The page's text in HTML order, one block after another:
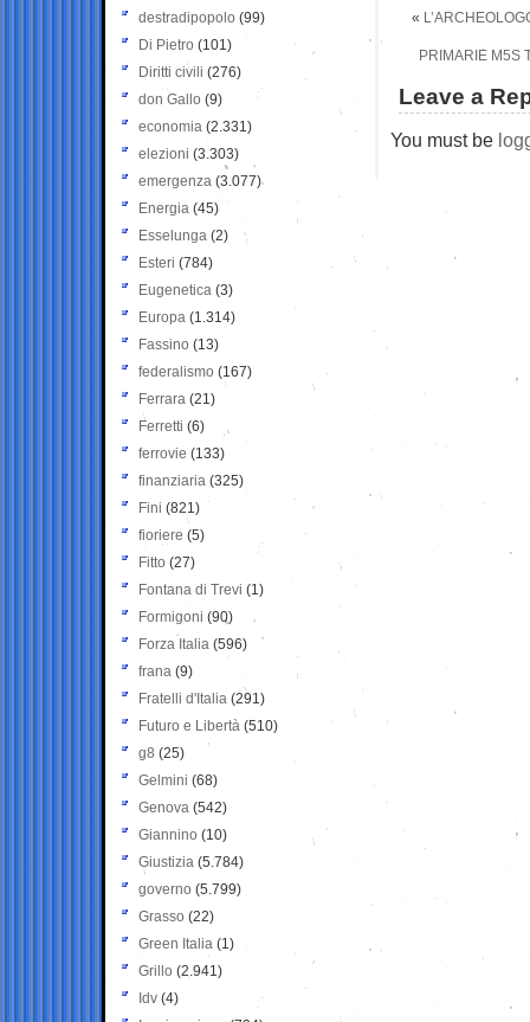
«
PRIMARIE M5S
Leave a
You must be
destradipopolo (99)
Di Pietro (101)
Diritti civili (276)
don Gallo (9)
economia (2.331)
elezioni (3.303)
emergenza (3.077)
Energia (45)
Esselunga (2)
Esteri (784)
Eugenetica (3)
Europa (1.314)
Fassino (13)
federalismo (167)
Ferrara (21)
Ferretti (6)
ferrovie (133)
finanziaria (325)
Fini (821)
fioriere (5)
Fitto (27)
Fontana di Trevi (1)
Formigoni (90)
Forza Italia (596)
frana (9)
Fratelli d'Italia (291)
Futuro e Libertà (510)
g8 (25)
Gelmini (68)
Genova (542)
Giannino (10)
Giustizia (5.784)
governo (5.799)
Grasso (22)
Green Italia (1)
Grillo (2.941)
Idv (4)